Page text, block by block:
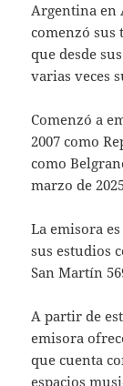
Argentina en
comenzó sus
que desde
varias veces
Comenzó a
2007 como
como
marzo de
La emisora
sus estudios
San Martín
A partir de
emisora
que cuenta
espacios